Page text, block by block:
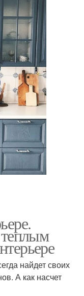
найдет своих
А как насчет